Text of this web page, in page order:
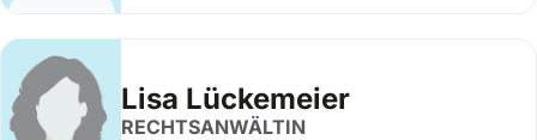
Lisa Lückemeier
RECHTSANWÄLTIN